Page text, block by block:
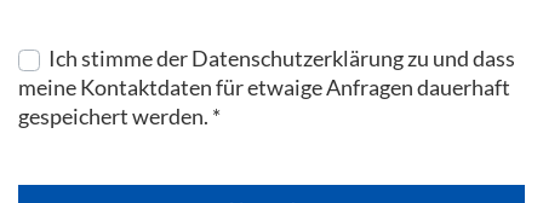
Ich stimme der Datenschutzerklärung zu und dass
meine Kontaktdaten für etwaige Anfragen dauerhaft
gespeichert werden. *